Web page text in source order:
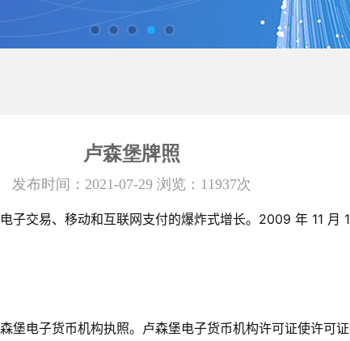
卢森堡牌照
发布时间：2021-07-29 浏览：11937次
子交易、移动和互联网支付的爆炸式增长。2009 年 11 月
堡电子货币机构执照。卢森堡电子货币机构许可证使许可